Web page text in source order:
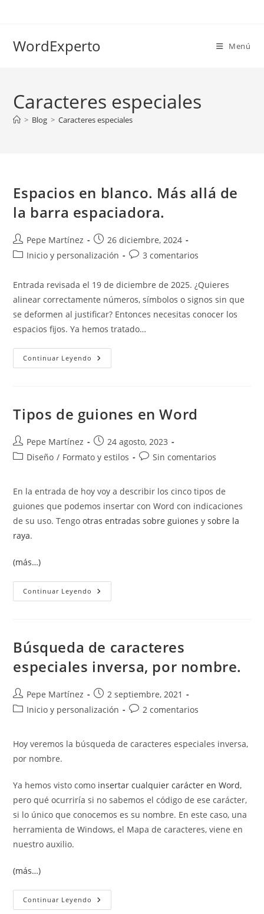
WordExperto Menú
Caracteres especiales
> Blog > Caracteres especiales
Espacios en blanco. Más allá de
la barra espaciadora.
Autor
de
Pepe Martínez
Publicación
de
26 diciembre, 2024
Categoría
la
entrada:
Inicio y personalización
Comentarios
la
entrada:
3 comentarios
Entrada revisada el 19 de diciembre de 2025. ¿Quieres
alinear correctamente números, símbolos o signos sin que
se deformen al justificar? Entonces necesitas conocer los
espacios fijos. Ya hemos tratado…
Continuar Leyendo Espacios
En
La
Barra
Tipos de guiones en Word
Autor
de
Pepe Martínez
Publicación
de
la
24 agosto, 2023
Categoría
entrada:
Diseño / Formato y estilos
Comentarios
entrada:
Sin comentarios
En la entrada de hoy voy a describir los cinco tipos de
guiones que podemos insertar con Word con indicaciones
de su uso. Tengootras entradas sobre guiones ysobre la
raya.
(más…)
Continuar Leyendo Tipos
De
Búsqueda de caracteres
especiales inversa, por nombre.
Autor
de
Pepe Martínez
Publicación
de
2 septiembre, 2021
Categoría
entrada:
Inicio y personalización
Comentarios
entrada:
2 comentarios
Hoy veremos la búsqueda de caracteres especiales inversa,
por nombre.
Ya hemos visto como insertar cualquier carácter en Word,
pero qué ocurriría si no sabemos el código de ese carácter,
si lo único que conocemos es su nombre. En este caso, una
herramienta de Windows, el Mapa de caracteres, viene en
nuestro auxilio.
(más…)
Continuar Leyendo Búsqueda
De